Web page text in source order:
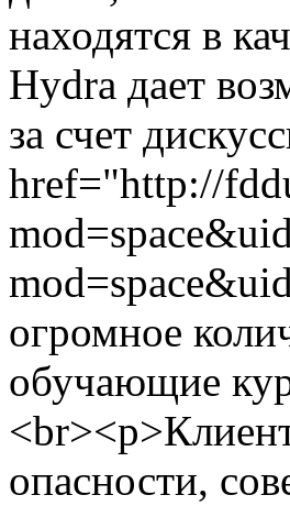
находятся в
Hydra дает
за счет
href="http://
огромное
обучающие
опасности,